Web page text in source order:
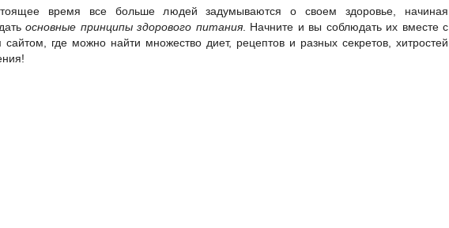
время все больше людей задумываются о своем здоровье, начиная
основные принципы здорового питания. Начните и вы соблюдать их вместе с
где можно найти множество диет, рецептов и разных секретов, хитростей